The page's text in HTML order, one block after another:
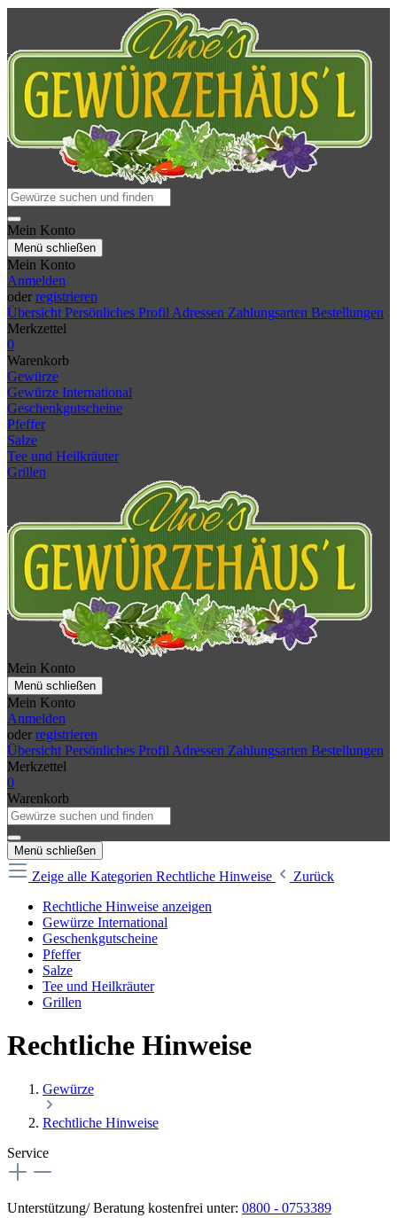
Mein Konto
Menü schließen
Mein Konto
Anmelden
oder registrieren
Übersicht Persönliches Profil Adressen Zahlungsarten Bestellungen
Merkzettel
0
Warenkorb
Gewürze
Gewürze International
Geschenkgutscheine
Pfeffer
Salze
Tee und Heilkräuter
Grillen
Mein Konto
Menü schließen
Mein Konto
Anmelden
oder registrieren
Übersicht Persönliches Profil Adressen Zahlungsarten Bestellungen
Merkzettel
0
Warenkorb
Menü schließen
Zeige alle Kategorien Rechtliche Hinweise
Zurück
Rechtliche Hinweise anzeigen
Gewürze International
Geschenkgutscheine
Pfeffer
Salze
Tee und Heilkräuter
Grillen
Rechtliche Hinweise
Gewürze
Rechtliche Hinweise
Service
Unterstützung/ Beratung kostenfrei unter: 0800 - 0753389